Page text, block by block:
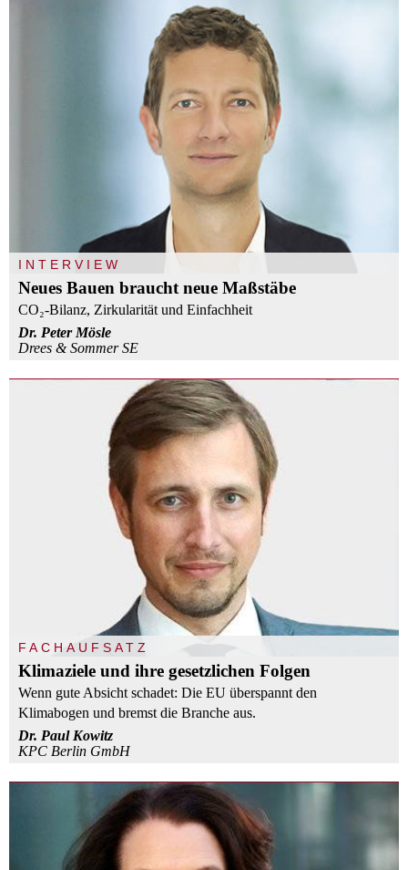
INTERVIEW
Neues Bauen braucht neue Maßstäbe
CO₂-Bilanz, Zirkularität und Einfachheit
Dr. Peter Mösle
Drees & Sommer SE
FACHAUFSATZ
Klimaziele und ihre gesetzlichen Folgen
Wenn gute Absicht schadet: Die EU überspannt den
Klimabogen und bremst die Branche aus.
Dr. Paul Kowitz
KPC Berlin GmbH